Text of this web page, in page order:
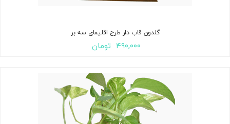
گلدون قاب دار طرح اقلیمای سه بر
۴۹۰,۰۰۰ تومان